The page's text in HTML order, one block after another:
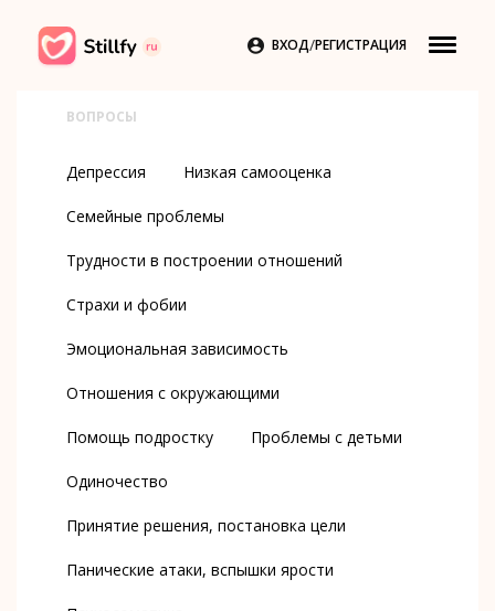
 ВХОД/РЕГИСТРАЦИЯ
ВОПРОСЫ
Депрессия Низкая самооценка
Семейные проблемы
Трудности в построении отношений
Страхи и фобии
Эмоциональная зависимость
Отношения с окружающими
Помощь подростку Проблемы с детьми
Одиночество
Принятие решения, постановка цели
Панические атаки, вспышки ярости